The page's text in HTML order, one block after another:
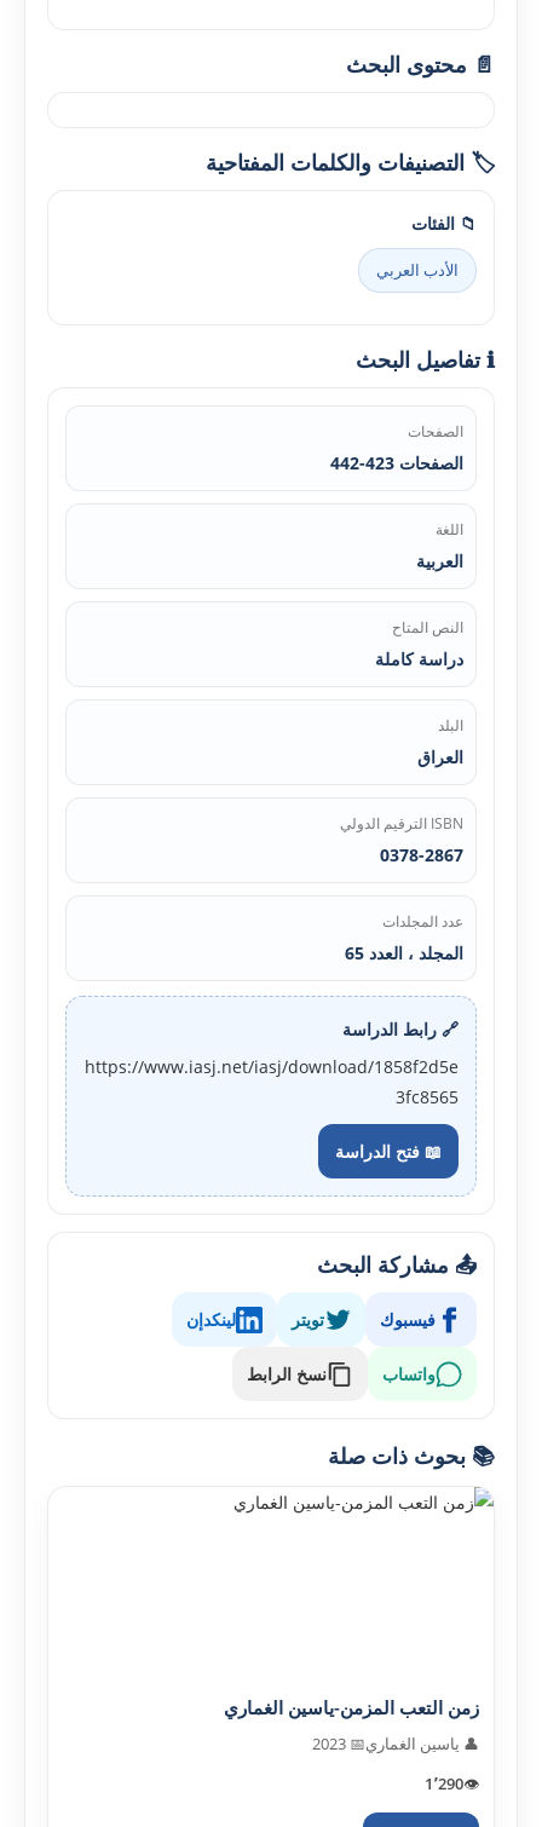
📄 محتوى البحث
🏷️ التصنيفات والكلمات المفتاحية
📁 الفئات
الأدب العربي
ℹ️ تفاصيل البحث
الصفحات
الصفحات 423-442
اللغة
العربية
النص المتاح
دراسة كاملة
البلد
العراق
ISBN الترقيم الدولي
0378-2867
عدد المجلدات
المجلد ، العدد 65
🔗 رابط الدراسة
https://www.iasj.net/iasj/download/1858f2d5e
3fc8565
📖 فتح الدراسة
📤 مشاركة البحث
فيسبوك تويتر لينكدإن
واتساب نسخ الرابط
📚 بحوث ذات صلة
زمن التعب المزمن-ياسين الغماري
👤 ياسين الغماري📅 2023
👁️1٬290